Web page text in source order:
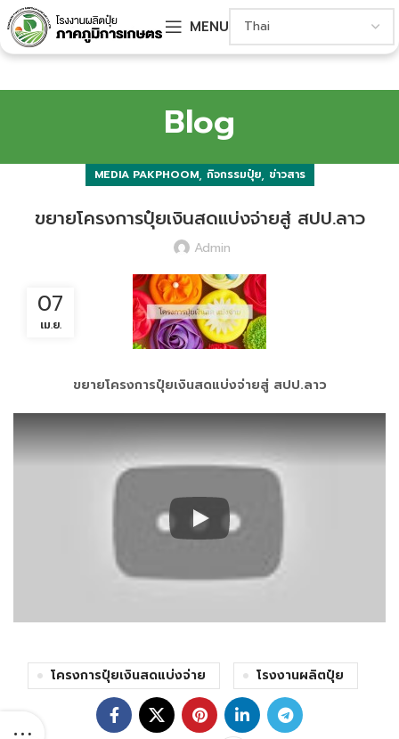
MENU
Blog
MEDIA PAKPHOOM, กิจกรรมปุ๋ย, ข่าวสาร
ขยายโครงการปุ๋ยเงินสดแบ่งจ่ายสู่ สปป.ลาว
Admin
07
เม.ย.
ขยายโครงการปุ๋ยเงินสดแบ่งจ่ายสู่ สปป.ลาว
โครงการปุ๋ยเงินสดแบ่งจ่าย โรงงานผลิตปุ๋ย